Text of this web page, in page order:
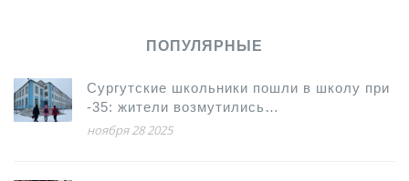
ПОПУЛЯРНЫЕ
Сургутские школьники пошли в школу при
-35: жители возмутились
непоследовательной актировкой
ноября 28 2025